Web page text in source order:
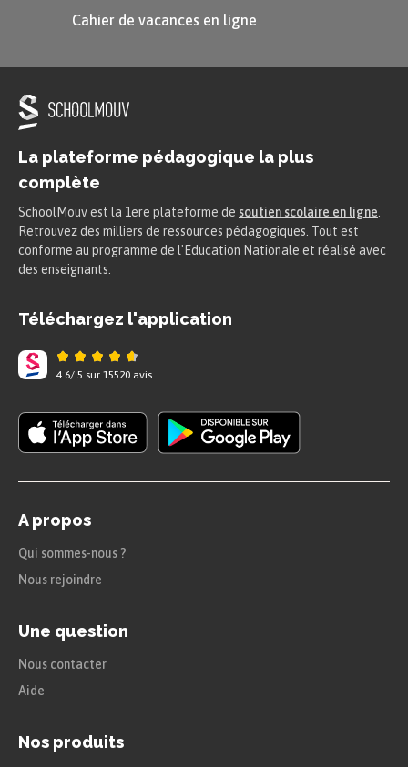
Cahier de vacances en ligne
La plateforme pédagogique la plus
complète
SchoolMouv est la 1ere plateforme de soutien scolaire en ligne
Retrouvez des milliers de ressources pédagogiques. Tout est
conforme au programme de l'Education Nationale et réalisé avec
des enseignants.
Téléchargez l'application
4.6/ 5 sur 15520 avis
A propos
Qui sommes-nous ?
Nous rejoindre
Une question
Nous contacter
Aide
Nos produits